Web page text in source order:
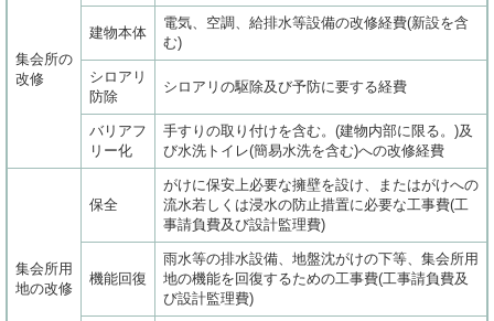
集会所の
改修
建物本体
電気、空調、給排水等設備の改修経費(新設を含
む)
シロアリ
防除
シロアリの駆除及び予防に要する経費
バリアフ
リー化
手すりの取り付けを含む。(建物内部に限る。)及
び水洗トイレ(簡易水洗を含む)への改修経費
集会所用
地の改修
保全
がけに保安上必要な擁壁を設け、またはがけへの
流水若しくは浸水の防止措置に必要な工事費(工
事請負費及び設計監理費)
機能回復
雨水等の排水設備、地盤沈がけの下等、集会所用
地の機能を回復するための工事費(工事請負費及
び設計監理費)